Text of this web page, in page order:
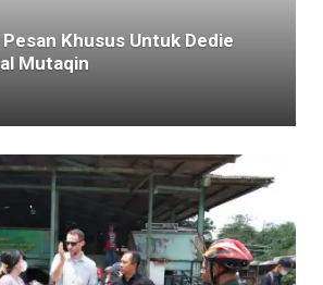
Khusus Untuk Dedie
Mutaqin